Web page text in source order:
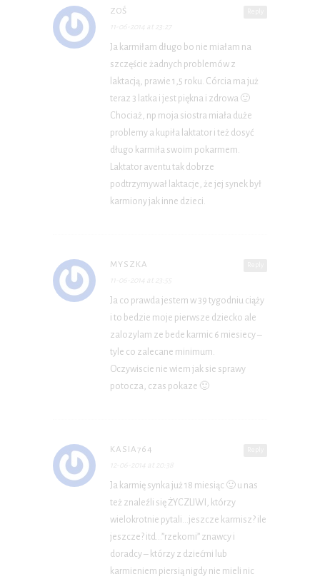
ZOŚ
Ja karmiłam długo bo nie miałam na
szczęście żadnych problemów z
laktacją, prawie 1,5 roku. Córcia ma już
teraz 3 latka i jest piękna i zdrowa 🙂
Chociaż, np moja siostra miała duże
problemy a kupiła laktator i też dosyć
długo karmiła swoim pokarmem.
Laktator aventu tak dobrze
podtrzymywał laktacje, że jej synek był
karmiony jak inne dzieci.
MYSZKA
Ja co prawda jestem w 39 tygodniu ciąży
i to bedzie moje pierwsze dziecko ale
zalozylam ze bede karmic 6 miesiecy –
tyle co zalecane minimum.
Oczywiscie nie wiem jak sie sprawy
potocza, czas pokaze 🙂
KASIA764
Ja karmię synka już 18 miesiąc 🙂 u nas
też znaleźli się ŻYCZLIWI, którzy
wielokrotnie pytali…jeszcze karmisz? ile
jeszcze? itd…”rzekomi” znawcy i
doradcy – którzy z dziećmi lub
karmieniem piersią nigdy nie mieli nic